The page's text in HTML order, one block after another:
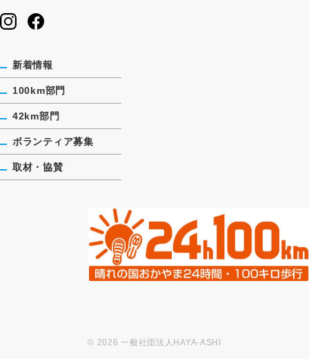
新着情報
100km部門
42km部門
ボランティア募集
取材・協賛
© 2026 一般社団法人HAYA-ASHI